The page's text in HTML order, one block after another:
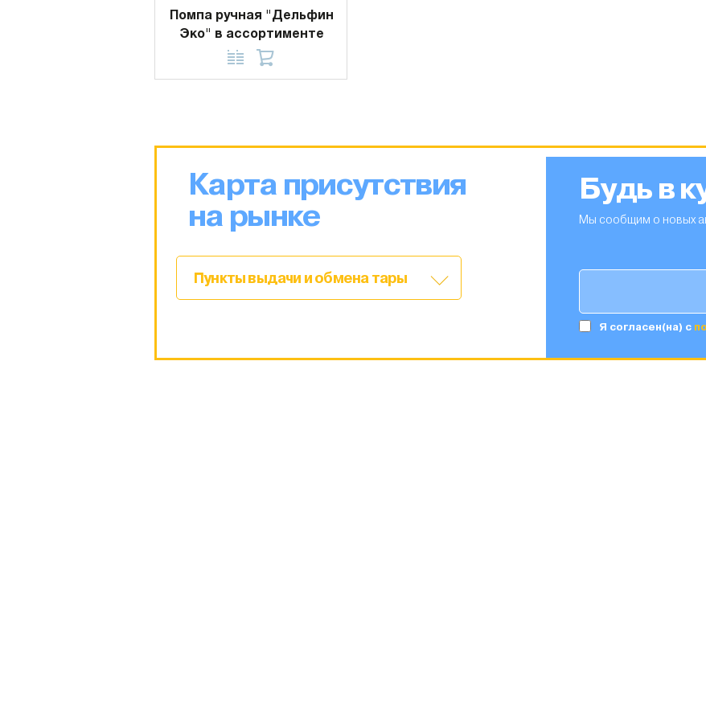
Помпа ручная "Дельфин
Эко" в ассортименте
Карта присутствия
на рынке
Пункты выдачи и обмена тары
Будь в
Мы сообщим о новых
Я согласен(на) c